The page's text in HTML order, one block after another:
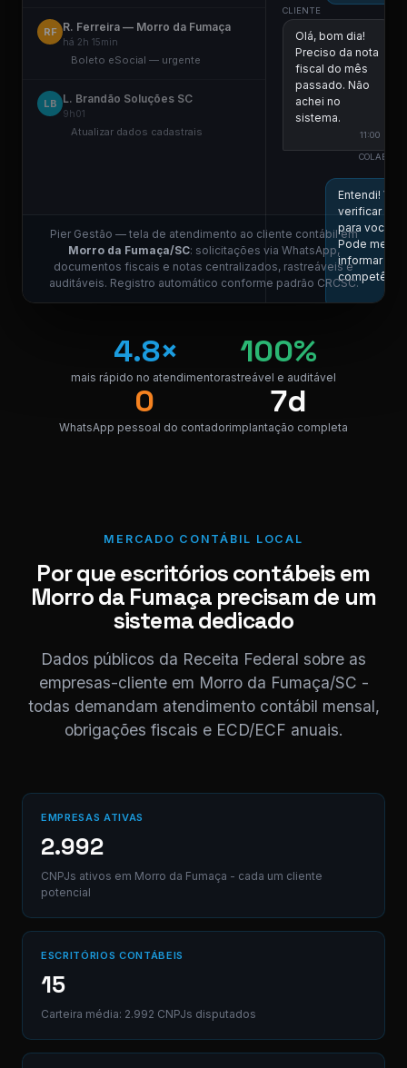
RF R. Ferreira — Morro da Fumaça
há 2h 15min
Boleto eSocial — urgente
LB L. Brandão Soluções SC
9h01
Atualizar dados cadastrais
CLIENTE
Olá, bom dia!
Preciso da nota
fiscal do mês
passado. Não
achei no
sistema.
11:00
Entendi! Vou
verificar aqui
para você.
Pode me
informar a
05/2026, por
favor.
Perfeito,
NF competência
05/2026 enviada.
Registrado em AB12-
(Ctrl+Enter para
Pier Gestão — tela de atendimento ao cliente contábil em
Morro da Fumaça/SC: solicitações via WhatsApp,
documentos fiscais e notas centralizados, rastreáveis e
auditáveis. Registro automático conforme padrão CRCSC.
4.8×
mais rápido no atendimento
100%
rastreável e auditável
0
WhatsApp pessoal do contador
7d
implantação completa
MERCADO CONTÁBIL LOCAL
Por que escritórios contábeis em
Morro da Fumaça precisam de um
sistema dedicado
Dados públicos da Receita Federal sobre as
empresas-cliente em Morro da Fumaça/SC -
todas demandam atendimento contábil mensal,
obrigações fiscais e ECD/ECF anuais.
EMPRESAS ATIVAS
2.992
CNPJs ativos em Morro da Fumaça - cada um cliente
potencial
ESCRITÓRIOS CONTÁBEIS
15
Carteira média: 2.992 CNPJs disputados